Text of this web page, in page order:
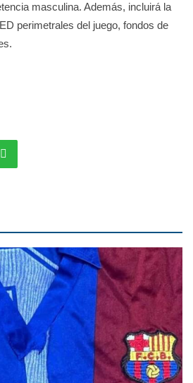
masculina. Además, incluirá la
perimetrales del juego, fondos de